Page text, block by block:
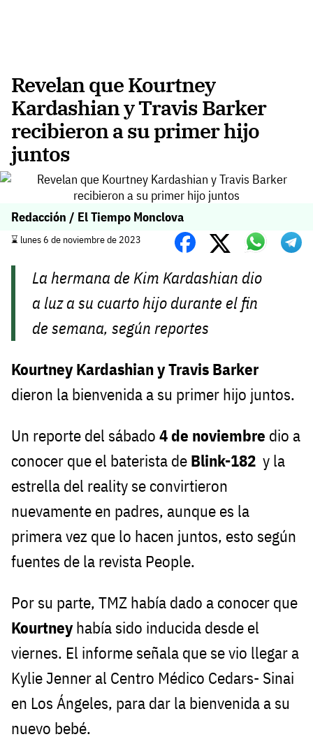
Revelan que Kourtney
Kardashian y Travis Barker
recibieron a su primer hijo
juntos
Redacción / El Tiempo Monclova
⌛️ lunes 6 de noviembre de 2023
La hermana de Kim Kardashian dio
a luz a su cuarto hijo durante el fin
de semana, según reportes
Kourtney Kardashian y Travis Barker
dieron la bienvenida a su primer hijo juntos.
Un reporte del sábado 4 de noviembre dio a
conocer que el baterista de Blink-182 y la
estrella del reality se convirtieron
nuevamente en padres, aunque es la
primera vez que lo hacen juntos, esto según
fuentes de la revista People.
Por su parte, TMZ había dado a conocer que
Kourtneyhabía sido inducida desde el
viernes. El informe señala que se vio llegar a
Kylie Jenner al Centro Médico Cedars- Sinai
en Los Ángeles, para dar la bienvenida a su
nuevo bebé.